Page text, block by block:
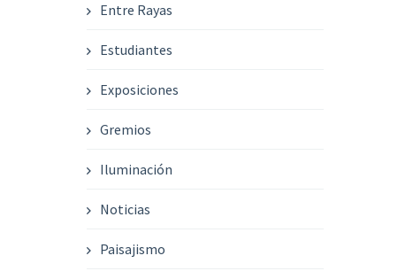
Entre Rayas
Estudiantes
Exposiciones
Gremios
Iluminación
Noticias
Paisajismo